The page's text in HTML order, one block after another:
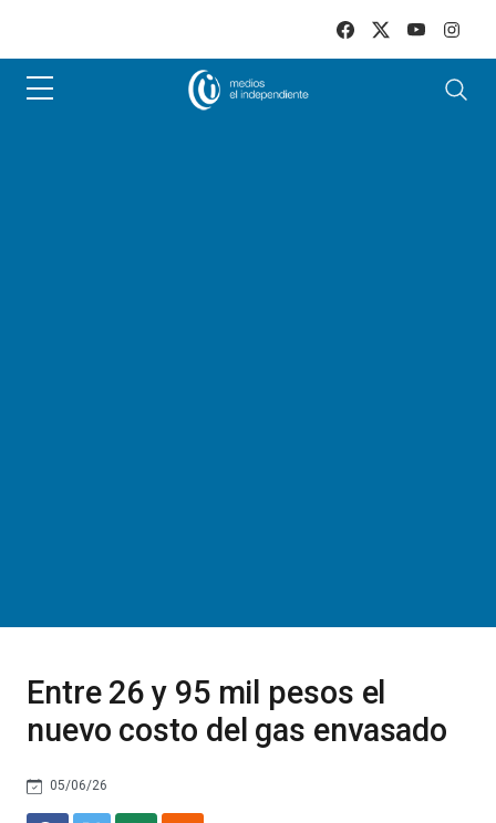
Entre 26 y 95 mil pesos el
nuevo costo del gas envasado
05/06/26